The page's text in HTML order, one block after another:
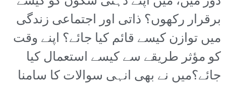
برقرار رکھوں؟ ذاتی اور اجتماعی زندگی
میں توازن کیسے قائم کیا جائے؟ اپنے وقت
کو مؤثر طریقے سے کیسے استعمال کیا
جائے؟میں نے بھی انہی سوالات کا سامنا